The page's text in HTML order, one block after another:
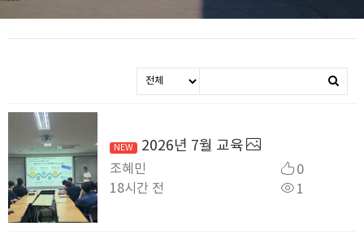
2026년 7월 교육
조혜민
0
1
18시간 전